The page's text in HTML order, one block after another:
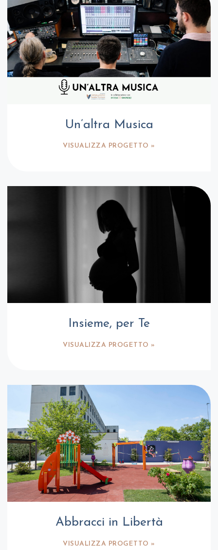
Un’altra Musica
VISUALIZZA PROGETTO »
Insieme, per Te
VISUALIZZA PROGETTO »
Abbracci in Libertà
VISUALIZZA PROGETTO »